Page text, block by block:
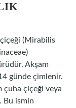
çiçeği (Mirabilis
Akşam
günde çimlenir.
çuha çiçeği veya
Bu ismin